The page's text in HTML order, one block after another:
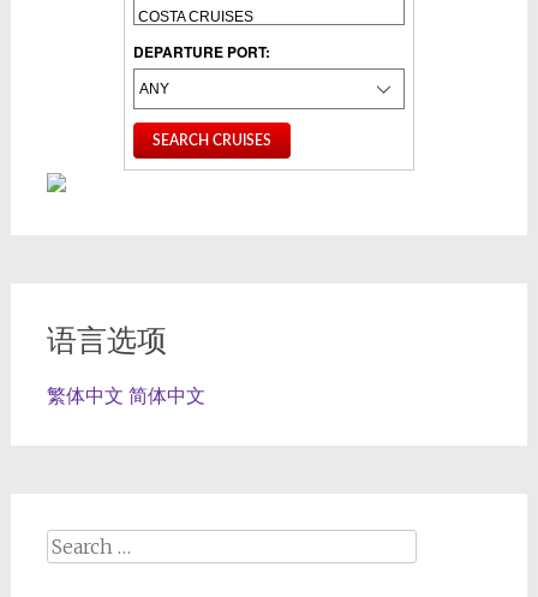
DEPARTURE PORT:
语言选项
繁体中文 简体中文
Search